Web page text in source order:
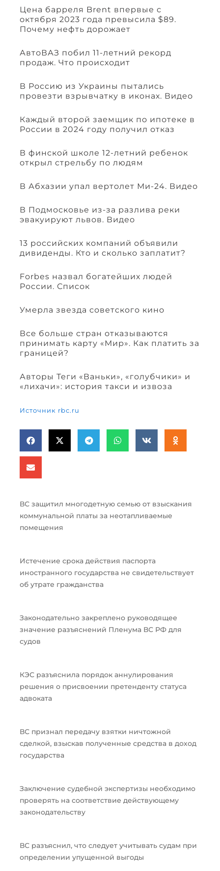
Цена барреля Brent впервые с
октября 2023 года превысила $89.
Почему нефть дорожает
АвтоВАЗ побил 11-летний рекорд
продаж. Что происходит
В Россию из Украины пытались
провезти взрывчатку в иконах. Видео
Каждый второй заемщик по ипотеке в
России в 2024 году получил отказ
В финской школе 12-летний ребенок
открыл стрельбу по людям
В Абхазии упал вертолет Ми-24. Видео
В Подмосковье из-за разлива реки
эвакуируют львов. Видео
13 российских компаний объявили
дивиденды. Кто и сколько заплатит?
Forbes назвал богатейших людей
России. Список
Умерла звезда советского кино
Все больше стран отказываются
принимать карту «Мир». Как платить за
границей?
Авторы Теги «Ваньки», «голубчики» и
«лихачи»: история такси и извоза
Источник rbc.ru
ВС защитил многодетную семью от взыскания
коммунальной платы за неотапливаемые
помещения
Истечение срока действия паспорта
иностранного государства не свидетельствует
об утрате гражданства
Законодательно закреплено руководящее
значение разъяснений Пленума ВС РФ для
судов
КЭС разъяснила порядок аннулирования
решения о присвоении претенденту статуса
адвоката
ВС признал передачу взятки ничтожной
сделкой, взыскав полученные средства в доход
государства
Заключение судебной экспертизы необходимо
проверять на соответствие действующему
законодательству
ВС разъяснил, что следует учитывать судам при
определении упущенной выгоды